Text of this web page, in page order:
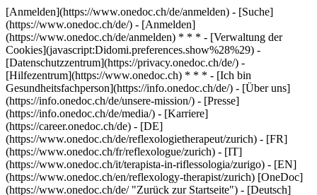
[Anmelden](https://www.onedoc.ch/de/anmelden) - [Suche]
(https://www.onedoc.ch/de/) - [Anmelden]
(https://www.onedoc.ch/de/anmelden) * * * - [Verwaltung der
Cookies](javascript:Didomi.preferences.show%28%29) -
[Datenschutzzentrum](https://privacy.onedoc.ch/de/) -
[Hilfezentrum](https://www.onedoc.ch) * * * - [Ich bin
Gesundheitsfachperson](https://info.onedoc.ch/de/) - [Über uns]
(https://info.onedoc.ch/de/unsere-mission/) - [Presse]
(https://info.onedoc.ch/de/media/) - [Karriere]
(https://career.onedoc.ch/de) - [DE]
(https://www.onedoc.ch/de/reflexologietherapeut/zurich) - [FR]
(https://www.onedoc.ch/fr/reflexologue/zurich) - [IT]
(https://www.onedoc.ch/it/terapista-in-riflessologia/zurigo) - [EN]
(https://www.onedoc.ch/en/reflexology-therapist/zurich) [OneDoc]
(https://www.onedoc.ch/de/ "Zurück zur Startseite") - [Deutsch]